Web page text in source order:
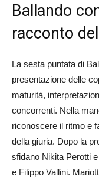
Ballando
racconto
La sesta puntata di
presentazione delle
maturità,
concorrenti. Nella
riconoscere il ritmo e
della giuria. Dopo la
sfidano Nikita Perotti
e Filippo Vallini.